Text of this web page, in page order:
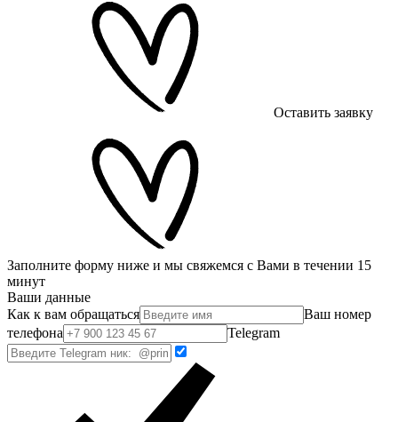
Оставить заявку
Заполните форму ниже и мы свяжемся с Вами в течении 15
минут
Ваши данные
Как к вам обращаться
Ваш номер
телефона
Telegram